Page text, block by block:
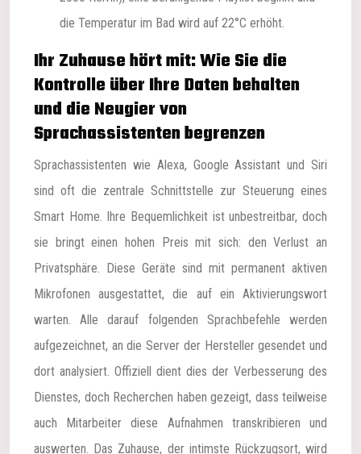
die Temperatur im Bad wird auf 22°C erhöht.
Ihr Zuhause hört mit: Wie Sie die
Kontrolle über Ihre Daten behalten
und die Neugier von
Sprachassistenten begrenzen
Sprachassistenten wie Alexa, Google Assistant und Siri
sind oft die zentrale Schnittstelle zur Steuerung eines
Smart Home. Ihre Bequemlichkeit ist unbestreitbar, doch
sie bringt einen hohen Preis mit sich: den Verlust an
Privatsphäre. Diese Geräte sind mit permanent aktiven
Mikrofonen ausgestattet, die auf ein Aktivierungswort
warten. Alle darauf folgenden Sprachbefehle werden
aufgezeichnet, an die Server der Hersteller gesendet und
dort analysiert. Offiziell dient dies der Verbesserung des
Dienstes, doch Recherchen haben gezeigt, dass teilweise
auch Mitarbeiter diese Aufnahmen transkribieren und
auswerten. Das Zuhause, der intimste Rückzugsort, wird